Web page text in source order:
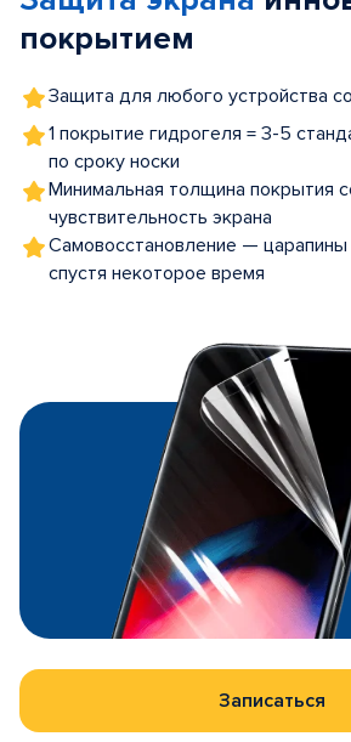
покрытием
Защита для любого устройства
1 покрытие гидрогеля = 3-5
по сроку носки
Минимальная толщина покрытия
чувствительность экрана
Самовосстановление — царапины
спустя некоторое время
Записаться